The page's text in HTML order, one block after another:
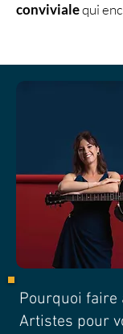
convivialequi
Pourquoi faire
Artistes pour